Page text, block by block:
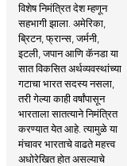
विशेष निमंत्रित देश म्हणून
सहभागी झाला. अमेरिका,
ब्रिटन, फ्रान्स, जर्मनी,
इटली, जपान आणि कॅनडा या
सात विकसित अर्थव्यवस्थांच्या
गटाचा भारत सदस्य नसला,
तरी गेल्या काही वर्षांपासून
भारताला सातत्याने निमंत्रित
करण्यात येत आहे. त्यामुळे या
मंचावर भारताचे वाढते महत्त्व
अधोरेखित होत असल्याचे